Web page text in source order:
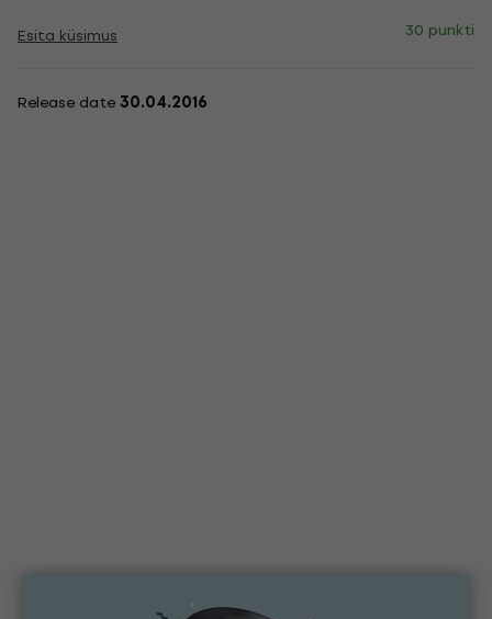
Esita küsimus 30 punkti
Release date30.04.2016